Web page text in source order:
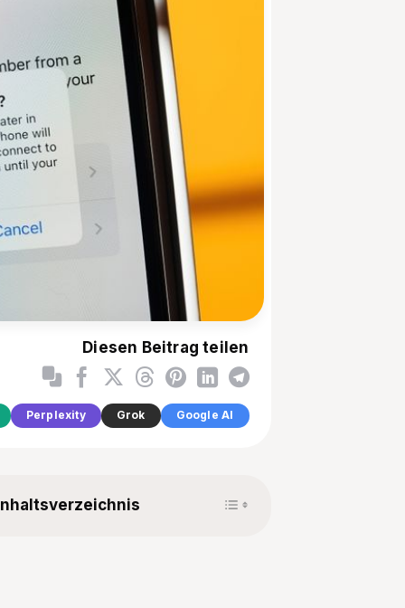
Diesen Beitrag teilen
Perplexity Grok Google AI
Inhaltsverzeichnis Toggle Table of Content